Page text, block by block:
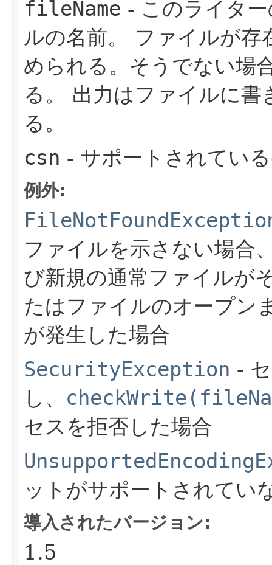
fileName - このライタ
ルの名前。
ファイルが存
められる。そうでない場
る。
出力はファイルに書
る。
csn - サポートされている
例外:
ファイルを示さない場合
び新規の通常ファイルが
たはファイルのオープン
が発生した場合
SecurityException -
し、
セスを拒否した場合
ットがサポートされてい
導入されたバージョン:
1.5